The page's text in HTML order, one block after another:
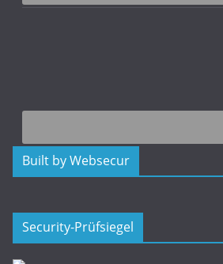
Built by Websecur
Security-Prüfsiegel